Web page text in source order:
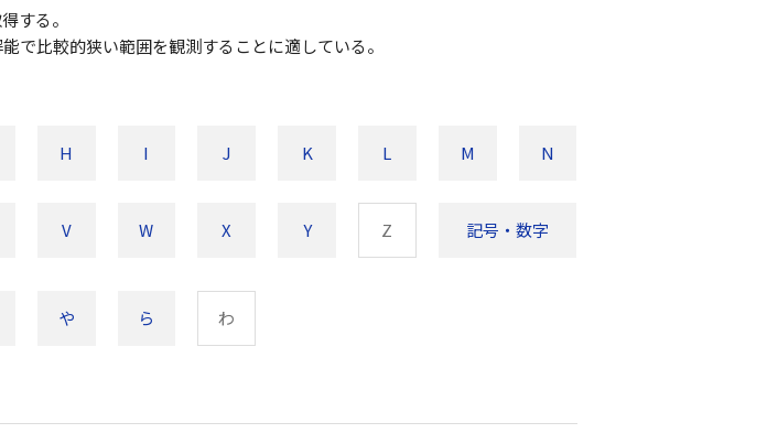
する。
で比較的狭い範囲を観測することに適している。
H I J K L M N
V W X Y Z 記号・数字
や ら わ